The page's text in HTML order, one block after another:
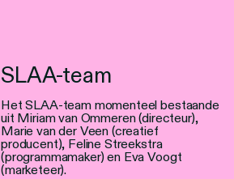
SLAA-team
Het SLAA-team momenteel bestaande
uit Miriam van Ommeren (directeur),
Marie van der Veen (creatief
producent), Feline Streekstra
(programmamaker) en Eva Voogt
(marketeer).